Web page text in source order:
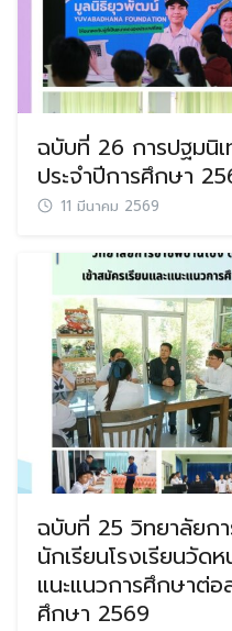
ฉบับที่ 26 การปฐมนิเ
ประจำปีการศึกษา
11 มีนาคม 2569
ฉบับที่ 25 วิทยาลัยก
นักเรียนโรงเรียนวัด
แนะแนวการศึกษาต่
ศึกษา 2569